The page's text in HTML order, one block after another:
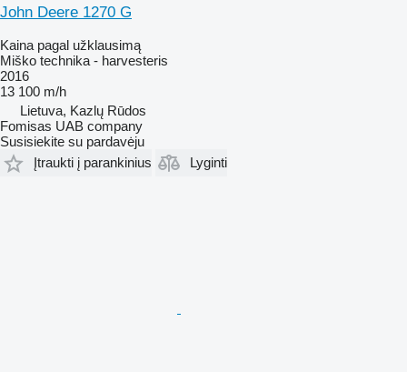
John Deere 1270 G
Kaina pagal užklausimą
Miško technika - harvesteris
2016
13 100 m/h
Lietuva, Kazlų Rūdos
Fomisas UAB company
Susisiekite su pardavėju
Įtraukti į parankinius
Lyginti